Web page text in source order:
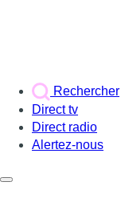
Rechercher
Direct tv
Direct radio
Alertez-nous